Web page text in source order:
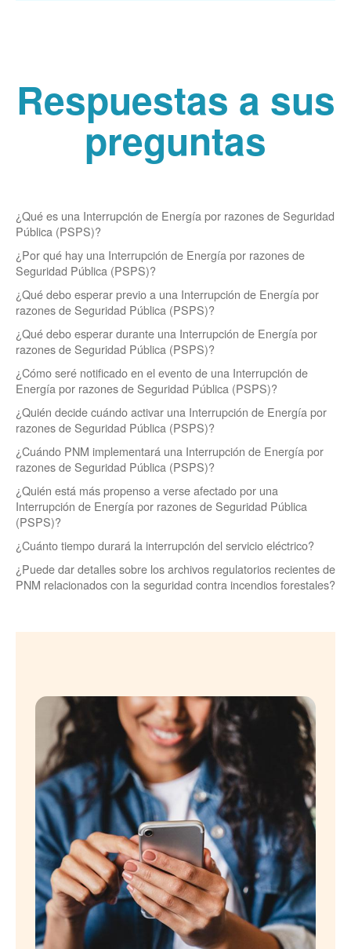
Respuestas a sus
preguntas
¿Qué es una Interrupción de Energía por razones de Seguridad
Pública (PSPS)?
¿Por qué hay una Interrupción de Energía por razones de
Seguridad Pública (PSPS)?
¿Qué debo esperar previo a una Interrupción de Energía por
razones de Seguridad Pública (PSPS)?
¿Qué debo esperar durante una Interrupción de Energía por
razones de Seguridad Pública (PSPS)?
¿Cómo seré notificado en el evento de una Interrupción de
Energía por razones de Seguridad Pública (PSPS)?
¿Quién decide cuándo activar una Interrupción de Energía por
razones de Seguridad Pública (PSPS)?
¿Cuándo PNM implementará una Interrupción de Energía por
razones de Seguridad Pública (PSPS)?
¿Quién está más propenso a verse afectado por una
Interrupción de Energía por razones de Seguridad Pública
(PSPS)?
¿Cuánto tiempo durará la interrupción del servicio eléctrico?
¿Puede dar detalles sobre los archivos regulatorios recientes de
PNM relacionados con la seguridad contra incendios forestales?